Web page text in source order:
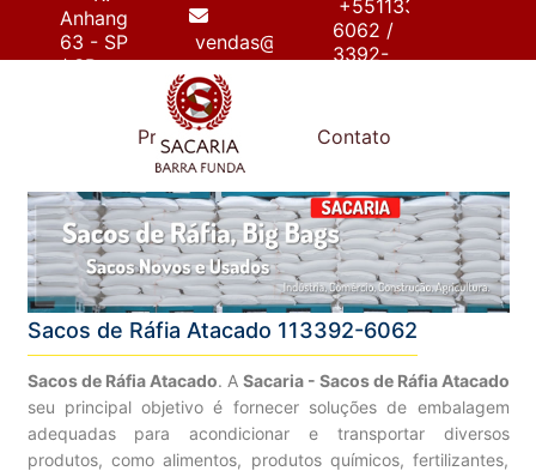
Anhanguera,
63 - SP
/ SP
vendas@sacariabarrafunda.com.br
+55113392-
6062 /
3392-
Produtos Contato
Sacos de Ráfia Atacado 113392-6062
Sacos de Ráfia Atacado. A Sacaria - Sacos de Ráfia Atacado
seu principal objetivo é fornecer soluções de embalagem
adequadas para acondicionar e transportar diversos
produtos, como alimentos, produtos químicos, fertilizantes,